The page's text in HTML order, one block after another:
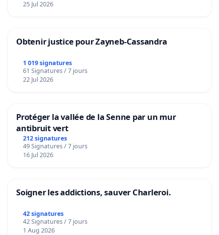
25 Jul 2026
Obtenir justice pour Zayneb-Cassandra
1 019 signatures
61 Signatures / 7 jours
22 Jul 2026
Protéger la vallée de la Senne par un mur
antibruit vert
212 signatures
49 Signatures / 7 jours
16 Jul 2026
Soigner les addictions, sauver Charleroi.
42 signatures
42 Signatures / 7 jours
1 Aug 2026